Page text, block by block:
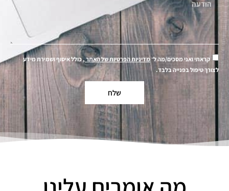
קראתי ואני מסכים/מה ל־מדיניות הפרטיות של האתר, כולל איסוף ושמירת מידע
לצורך טיפול בפנייה בלבד.
שלח